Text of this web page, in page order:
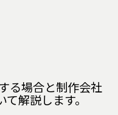
る場合と制作会社
解説します。